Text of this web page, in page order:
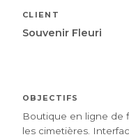
CLIENT
Souvenir Fleuri
OBJECTIFS
Boutique en ligne de
les cimetières.